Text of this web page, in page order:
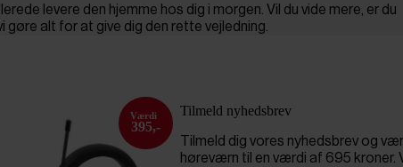
levere den hjemme hos dig i morgen. Vil du vide mere, er du
alt for at give dig den rette vejledning.
395,-
Tilmeld nyhedsbrev
Tilmeld dig vores nyhedsbrev og
høreværn til en værdi af 695 kroner.